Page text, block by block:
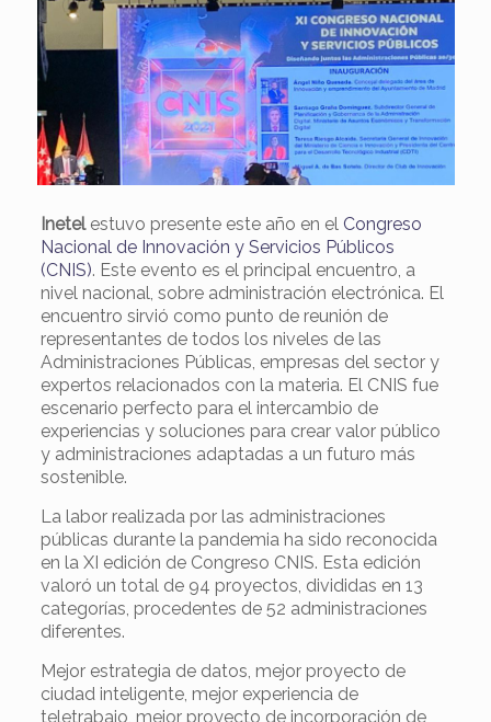
Inetel estuvo presente este año en el Congreso
Nacional de Innovación y Servicios Públicos
(CNIS). Este evento es el principal encuentro, a
nivel nacional, sobre administración electrónica. El
encuentro sirvió como punto de reunión de
representantes de todos los niveles de las
Administraciones Públicas, empresas del sector y
expertos relacionados con la materia. El CNIS fue
escenario perfecto para el intercambio de
experiencias y soluciones para crear valor público
y administraciones adaptadas a un futuro más
sostenible.
La labor realizada por las administraciones
públicas durante la pandemia ha sido reconocida
en la XI edición de Congreso CNIS. Esta edición
valoró un total de 94 proyectos, divididas en 13
categorías, procedentes de 52 administraciones
diferentes.
Mejor estrategia de datos, mejor proyecto de
ciudad inteligente, mejor experiencia de
teletrabajo, mejor proyecto de incorporación de